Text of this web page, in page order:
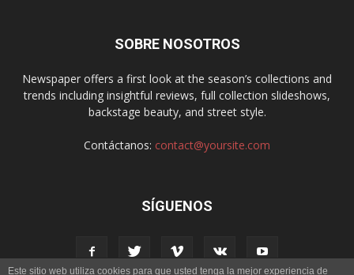
SOBRE NOSOTROS
Newspaper offers a first look at the season’s collections and
trends including insightful reviews, full collection slideshows,
backstage beauty, and street style.
Contáctanos: contact@yoursite.com
SÍGUENOS
Este sitio web utiliza cookies para que usted tenga la mejor experiencia de